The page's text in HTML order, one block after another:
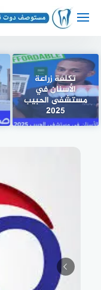
تكلفة زراعة
الأسنان في
مستشفى الحبيب
2025